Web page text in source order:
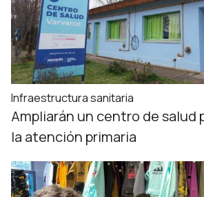
Infraestructura sanitaria
Ampliarán un centro de salud
la atención primaria